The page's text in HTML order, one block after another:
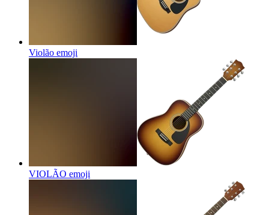
Violão emoji
VIOLÃO emoji